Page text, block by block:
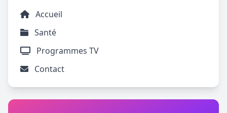
Accueil
Santé
Programmes TV
Contact